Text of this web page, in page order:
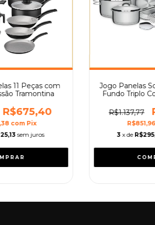
11 Peças com
Tramontina
R$675,40
com Pix
sem juros
Jogo Panelas
Fundo Triplo
R$1.137,77
3 x de